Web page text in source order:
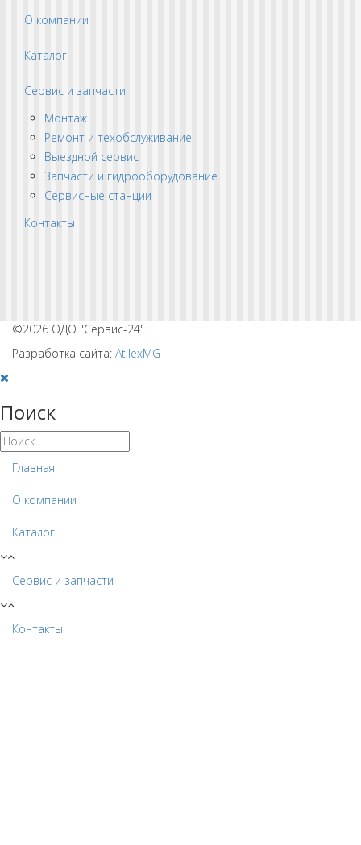
О компании
Каталог
Сервис и запчасти
Монтаж
Ремонт и техобслуживание
Выездной сервис
Запчасти и гидрооборудование
Сервисные станции
Контакты
©2026 ОДО "Сервис-24".
Разработка сайта: AtilexMG
Поиск
Главная
О компании
Каталог
Сервис и запчасти
Контакты